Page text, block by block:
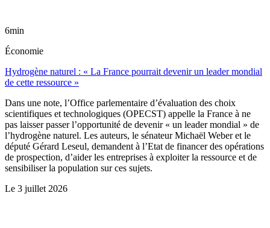
6min
Économie
Hydrogène naturel : « La France pourrait devenir un leader mondial
de cette ressource »
Dans une note, l’Office parlementaire d’évaluation des choix
scientifiques et technologiques (OPECST) appelle la France à ne
pas laisser passer l’opportunité de devenir « un leader mondial » de
l’hydrogène naturel. Les auteurs, le sénateur Michaël Weber et le
député Gérard Leseul, demandent à l’Etat de financer des opérations
de prospection, d’aider les entreprises à exploiter la ressource et de
sensibiliser la population sur ces sujets.
Le 3 juillet 2026